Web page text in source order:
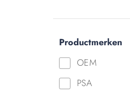
Productmerken
OEM
PSA